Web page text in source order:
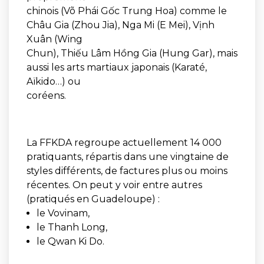
chinois (Võ Phái Gốc Trung Hoa) comme le
Châu Gia (Zhou Jia), Nga Mi (E Mei), Vịnh
Xuân (Wing
Chun), Thiếu Lâm Hồng Gia (Hung Gar), mais
aussi les arts martiaux japonais (Karaté,
Aïkido…) ou
coréens.
La FFKDA regroupe actuellement 14 000
pratiquants, répartis dans une vingtaine de
styles différents, de factures plus ou moins
récentes. On peut y voir entre autres
(pratiqués en Guadeloupe) :
le Vovinam,
le Thanh Long,
le Qwan Ki Do.